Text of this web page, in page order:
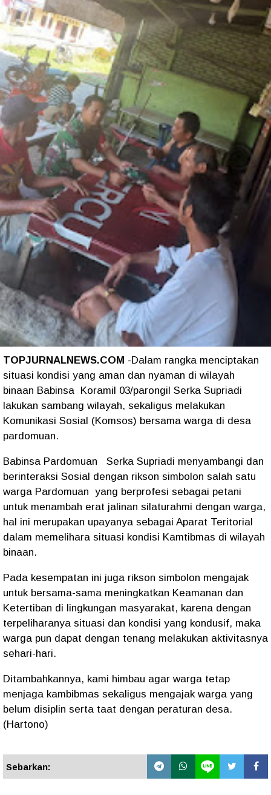
TOPJURNALNEWS.COM -Dalam rangka menciptakan
situasi kondisi yang aman dan nyaman di wilayah
binaan Babinsa Koramil 03/parongil Serka Supriadi
lakukan sambang wilayah, sekaligus melakukan
Komunikasi Sosial (Komsos) bersama warga di desa
pardomuan.
Babinsa Pardomuan Serka Supriadi menyambangi dan
berinteraksi Sosial dengan rikson simbolon salah satu
warga Pardomuan yang berprofesi sebagai petani
untuk menambah erat jalinan silaturahmi dengan warga,
hal ini merupakan upayanya sebagai Aparat Teritorial
dalam memelihara situasi kondisi Kamtibmas di wilayah
binaan.
Pada kesempatan ini juga rikson simbolon mengajak
untuk bersama-sama meningkatkan Keamanan dan
Ketertiban di lingkungan masyarakat, karena dengan
terpeliharanya situasi dan kondisi yang kondusif, maka
warga pun dapat dengan tenang melakukan aktivitasnya
sehari-hari.
Ditambahkannya, kami himbau agar warga tetap
menjaga kambibmas sekaligus mengajak warga yang
belum disiplin serta taat dengan peraturan desa.
‎(Hartono)
Sebarkan: